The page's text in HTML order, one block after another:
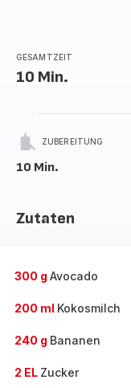
GESAMTZEIT
10 Min.
ZUBEREITUNG
10 Min.
Zutaten
300 g Avocado
200 ml Kokosmilch
240 g Bananen
2 EL Zucker